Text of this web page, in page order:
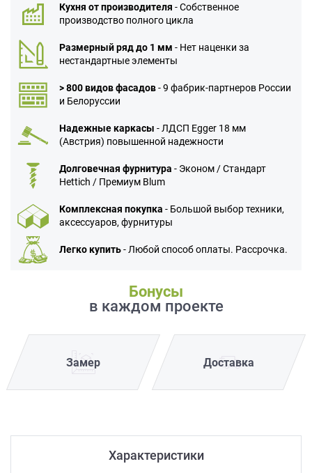
Кухня от производителя - Собственное
производство полного цикла
Размерный ряд до 1 мм - Нет наценки за
нестандартные элементы
> 800 видов фасадов- 9 фабрик-партнеров России
и Белоруссии
Надежные каркасы - ЛДСП Egger 18 мм
(Австрия) повышенной надежности
Долговечная фурнитура - Эконом / Стандарт
Hettich / Премиум Blum
Комплексная покупка - Большой выбор техники,
аксессуаров, фурнитуры
Легко купить- Любой способ оплаты. Рассрочка.
Бонусы
в каждом проекте
Замер Доставка
Характеристики